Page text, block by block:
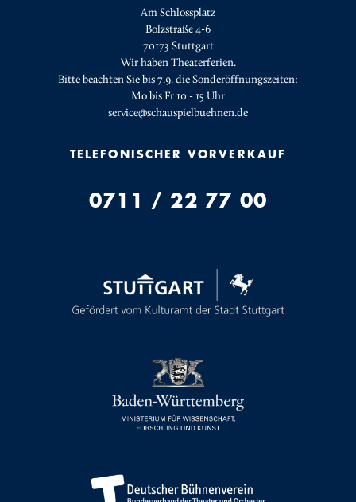
Am Schlossplatz
Bolzstraße 4-6
70173 Stuttgart
Wir haben Theaterferien.
Bitte beachten Sie bis 7.9. die Sonderöffnungszeiten:
Mo bis Fr 10 - 15 Uhr
service@schauspielbuehnen.de
TELEFONISCHER VORVERKAUF
0711 / 22 77 00